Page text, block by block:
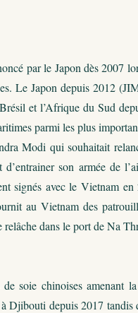
par le Japon dès 2007
Le Japon depuis 2012
et l’Afrique du Sud
parmi les plus
Modi qui souhaitait
son armée de
signés avec le Vietnam
au Vietnam des
dans le port de Na
soie chinoises amenant
depuis 2017 tandis